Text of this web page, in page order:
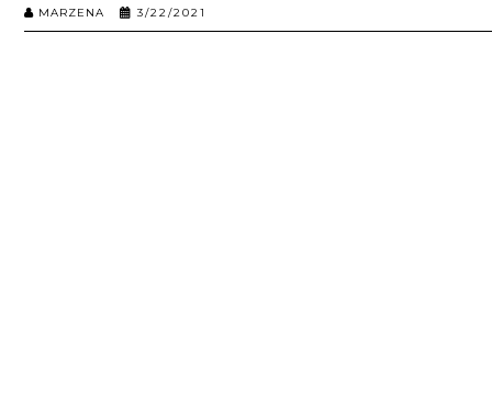
MARZENA 3/22/2021